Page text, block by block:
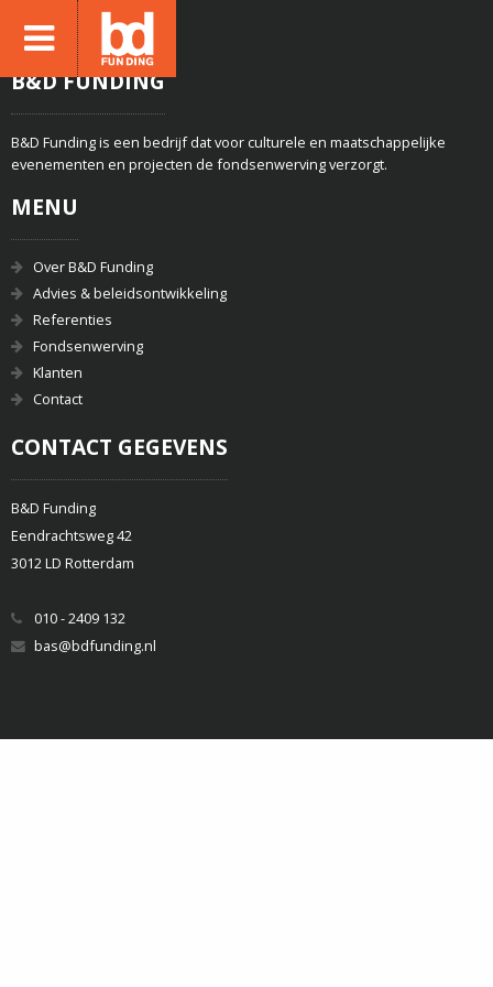
B&D FUNDING
B&D Funding is een bedrijf dat voor culturele en maatschappelijke
evenementen en projecten de fondsenwerving verzorgt.
MENU
Over B&D Funding
Advies & beleidsontwikkeling
Referenties
Fondsenwerving
Klanten
Contact
CONTACT GEGEVENS
B&D Funding
Eendrachtsweg 42
3012 LD Rotterdam
010 - 2409 132
bas@bdfunding.nl